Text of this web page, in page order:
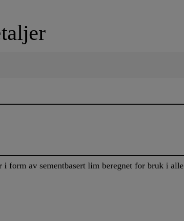
av sementbasert lim beregnet for bruk i alle